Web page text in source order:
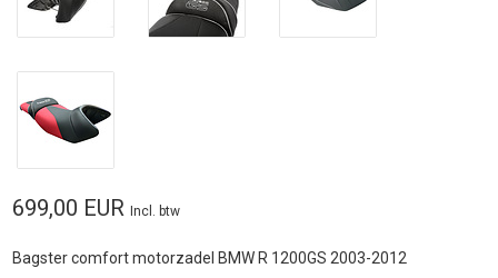
699,00 EUR Incl. btw
Bagster comfort motorzadel BMW R 1200GS 2003-2012